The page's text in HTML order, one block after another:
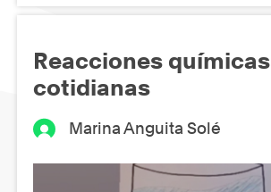
Reacciones químicas
cotidianas
Marina Anguita Solé